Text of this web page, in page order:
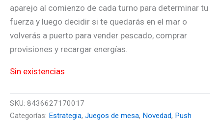
aparejo al comienzo de cada turno para determinar tu
fuerza y luego decidir si te quedarás en el mar o
volverás a puerto para vender pescado, comprar
provisiones y recargar energías.
Sin existencias
SKU: 8436627170017
Categorías: Estrategia, Juegos de mesa, Novedad, Push